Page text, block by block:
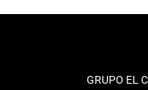
GRUPO EL